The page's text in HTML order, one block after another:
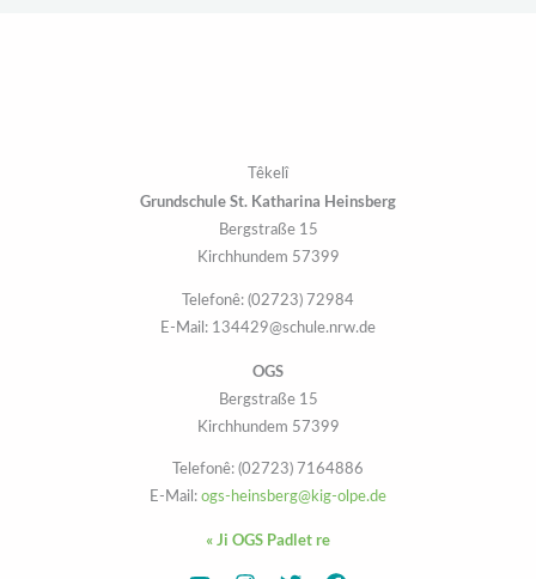
Têkelî
Grundschule St. Katharina Heinsberg
Bergstraße 15
57399 Kirchhundem
Telefonê: (02723) 72984
E-Mail: 134429@schule.nrw.de
OGS
Bergstraße 15
57399 Kirchhundem
Telefonê: (02723) 7164886
E-Mail: ogs-heinsberg@kig-olpe.de
Ji OGS Padlet re »